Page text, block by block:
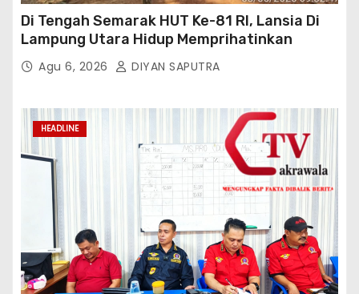
Di Tengah Semarak HUT Ke-81 RI, Lansia Di
Lampung Utara Hidup Memprihatinkan
Agu 6, 2026 DIYAN SAPUTRA
HEADLINE